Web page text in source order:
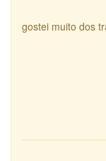
gostei muito dos